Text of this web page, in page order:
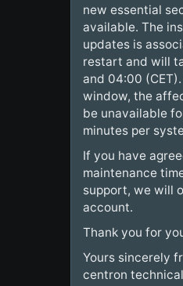
new essential
available. The
updates is
restart and will
and 04:00
window, the
be unavailable
minutes per
If you have
maintenance
support, we will
account.
Thank you for
Yours sincerely
centron